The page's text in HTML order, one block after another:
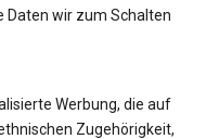
Daten wir zum Schalten
Werbung, die auf
Zugehörigkeit,